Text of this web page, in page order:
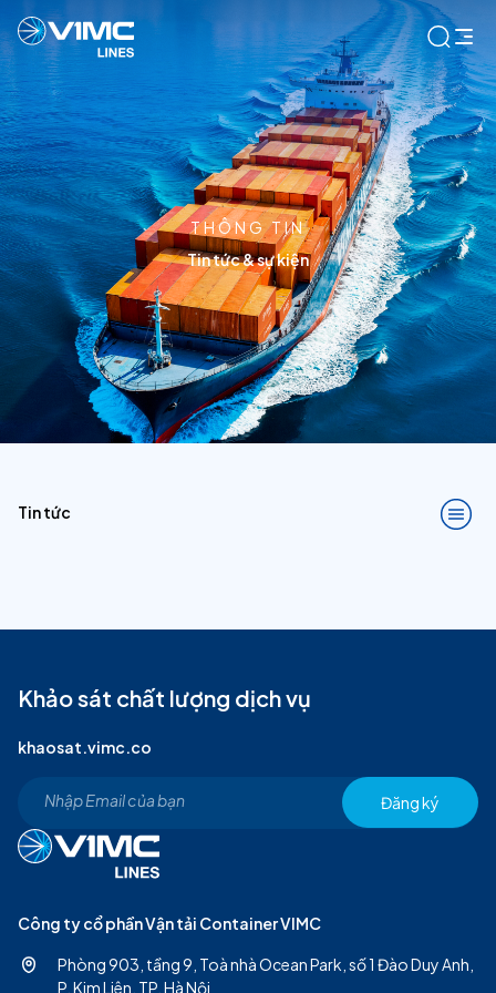
THÔNG TIN
Tin tức & sự kiện
Tin tức
Công ty cổ phần Vận tải Container VIMC
Phòng 903, tầng 9, Toà nhà Ocean Park, số 1 Đào Duy Anh,
P. Kim Liên, TP. Hà Nội
Khảo sát chất lượng dịch vụ
khaosat.vimc.co
Đăng ký